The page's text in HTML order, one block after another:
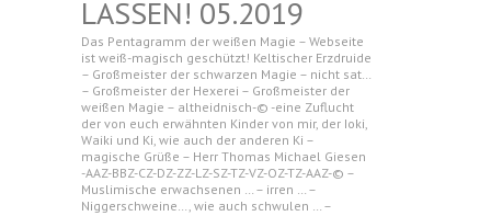
05.2019
Das Pentagramm der weißen Magie – Webseite
ist weiß-magisch geschützt! Keltischer Erzdruide
– Großmeister der schwarzen Magie – nicht sat…
– Großmeister der Hexerei – Großmeister der
weißen Magie – altheidnisch-© -eine Zuflucht
der von euch erwähnten Kinder von mir, der Ioki,
Waiki und Ki, wie auch der anderen Ki –
magische Grüße – Herr Thomas Michael Giesen
-AAZ-BBZ-CZ-DZ-ZZ-LZ-SZ-TZ-VZ-OZ-TZ-AAZ-© –
Muslimische erwachsenen … – irren … –
Niggerschweine…, wie auch schwulen … –